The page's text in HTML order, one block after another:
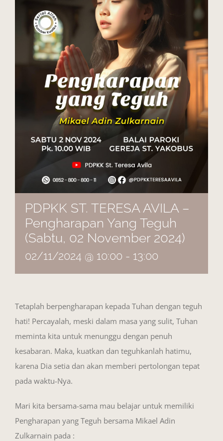
PDPKK ST. TERESA AVILA –
Pengharapan Yang Teguh
(Sabtu, 02 November 2024)
02/11/2024 @ 10:00 - 13:00
Tetaplah berpengharapan kepada Tuhan dengan teguh
hati! Percayalah, meski dalam masa yang sulit, Tuhan
meminta kita untuk menunggu dengan penuh
kesabaran. Maka, kuatkan dan teguhkanlah hatimu,
karena Dia setia dan akan memberi pertolongan tepat
pada waktu-Nya.
Mari kita bersama-sama mau belajar untuk memiliki
Pengharapan yang Teguh bersama Mikael Adin
Zulkarnain pada :